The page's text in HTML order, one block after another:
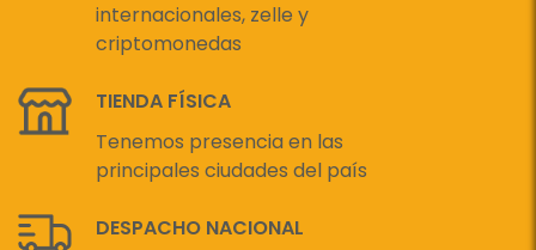
internacionales, zelle y
criptomonedas
TIENDA FÍSICA
Tenemos presencia en las
principales ciudades del país
DESPACHO NACIONAL